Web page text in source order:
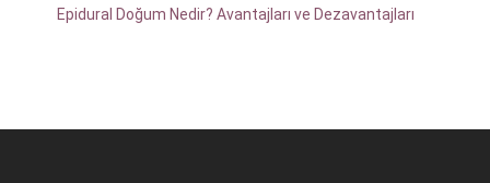
Epidural Doğum Nedir? Avantajları ve Dezavantajları